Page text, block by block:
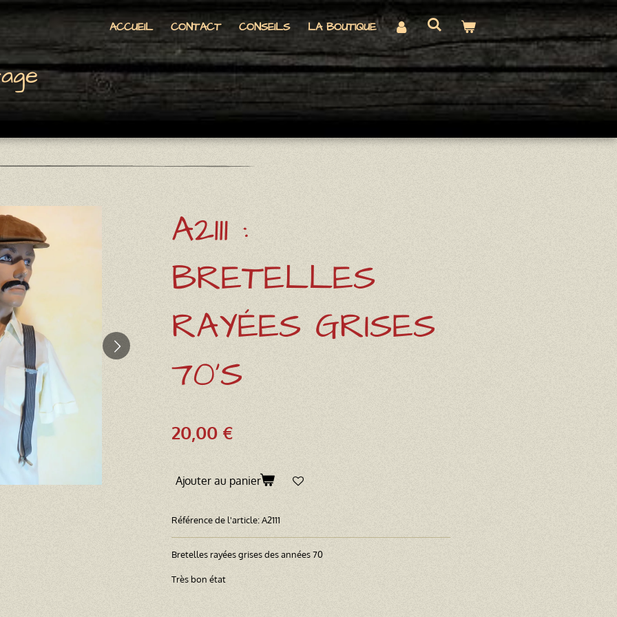
ACCUEIL CONTACT CONSEILS LA BOUTIQUE
A2111 :
BRETELLES
RAYÉES GRISES
70'S
20,00 €
Ajouter au panier
Référence de l'article:A2111
Bretelles rayées grises des années 70
Très bon état